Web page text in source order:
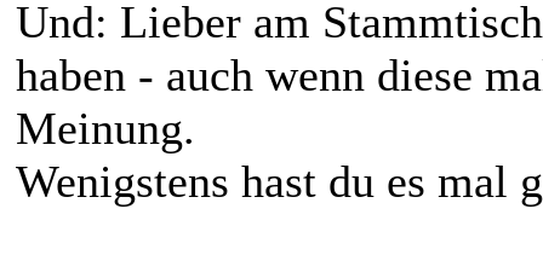
Und: Lieber am
haben - auch wenn diese
Meinung.
Wenigstens hast du es mal